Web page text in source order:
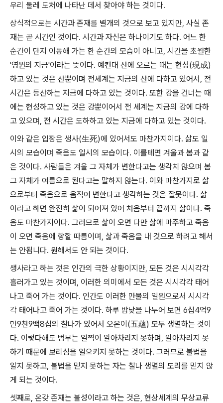
우리 둘레 도처에 나타난 데서 찾아야 하는 것이다.
상식적으로는 시간과 존재를 별개의 것으로 보고 있지만, 사실 존
재는 곧 시간인 것이다. 시간과 자신은 하나이기도 하다. 어느 한
순간이 단지 이동해 가는 한 순간의 모습이 아니고, 시간을 초월한
'영원의 지금'이라는 뜻이다. 예컨대 산에 오르는 때는 현성(現成)
하고 있는 것은 산뿐이며 전세계는 지금의 산에 다하고 있어서, 전
시간은 등산하는 지금에 다하고 있는 것이다. 또한 강을 건너는 때
에는 현성하고 있는 것은 강뿐이어서 전 세계는 지금의 강에 다하
고 있으며, 전 시간은 도하하고 있는 지금에 다하고 있는 것이다.
이와 같은 입장은 생사(生死)에 있어서도 마찬가지이다. 삶도 일
시의 모습이며 죽음도 일시의 모습이다. 이를테면 겨울과 봄과 같
은 것이다. 사람들은 겨울 그 자체가 변한다고는 생각치 않으며 봄
그 자체가 여름으로 된다고는 말하지 않는다. 이와 마찬가지로 삶
으로부터 죽음으로 움직여 변한다고 생각하는 것은 잘못이다. 삶
이라고 하면 완전히 삶이 되어져 있어 처음부터 끝까지 삶이다. 죽
음도 마찬가지이다. 그러므로 삶이 오면 다만 삶에 마주하고 죽음
이 오면 죽음에 향할 따름이며, 삶과 죽음을 내 것으로 하려고 해서
는 안됩니다. 원해서도 안 되는 것이다.
생사라고 하는 것은 인간의 극한 상황이지만, 모든 것은 시시각각
흘러가고 있는 것이며, 이러한 의미에서 모든 것은 시시각각 태어
나고 죽어 가는 것이다. 인간도 이러한 만물의 일원으로서 시시각
각 태어나고 죽어 가는 것이다. 하루 밤낮을 나누어 보면 6십4억9
만9천9백8십의 찰나가 있어서 오온이(五蘊) 모두 생멸하는 것이
다. 이렇다해도 범부는 일찍이 알아차리지 못하며, 알아차리지 못
하기 때문에 보리심을 일으키지 못하는 것이다. 그러므로 불법을
알지 못하고, 불법을 믿지 못하는 자는 찰나 생멸의 도리를 믿지 않
게 되는 것이다.
셋째로, 온갖 존재는 불성이라고 하는 것은, 현상세계의 무상교류